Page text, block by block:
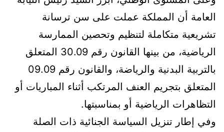
العامة أن المملكة عملت على سن ترسانة
تشريعية متكاملة لتنظيم وتحصين الممارسة
الرياضية، من بينها القانون رقم 30.09 المتعلق
بالتربية البدنية والرياضة، والقانون رقم 09.09
المتعلق بتجريم العنف المرتكب أثناء المباريات أو
التظاهرات الرياضية أو بمناسبتها.
وفي إطار تنزيل السياسة الجنائية ذات الصلة